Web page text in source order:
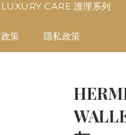
LUXURY CARE 護理系列
策 隱私政策